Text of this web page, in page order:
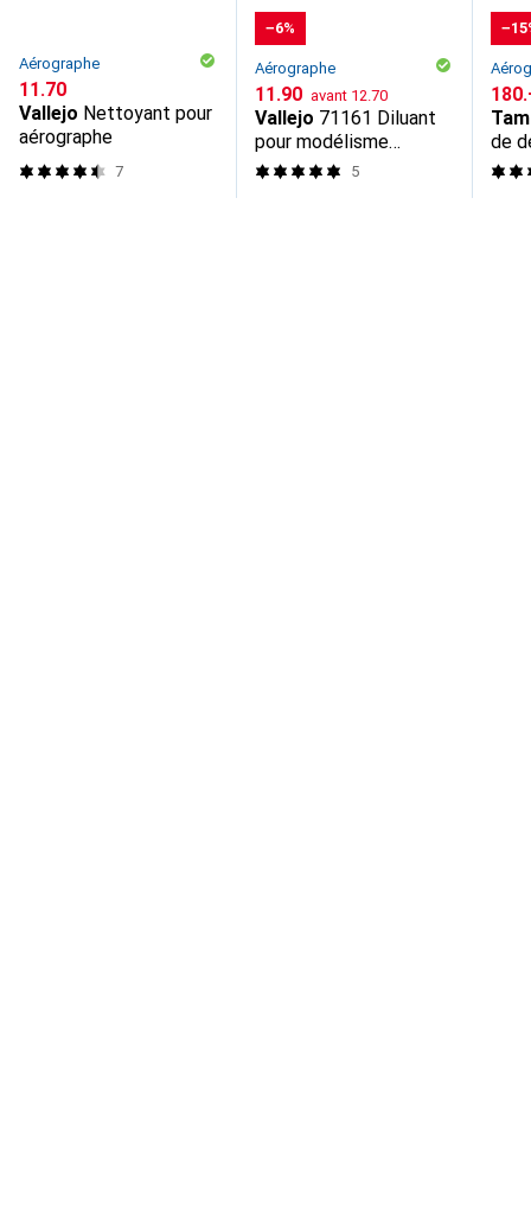
Aérographe
CHF
11.70
Vallejo Nettoyant pour
aérographe
7
−6%
Aérographe
CHF
11.90 avant CHF
12.70
Vallejo 71161 Diluant
pour modélisme
ferroviaire 1 pce
5
CHF
de